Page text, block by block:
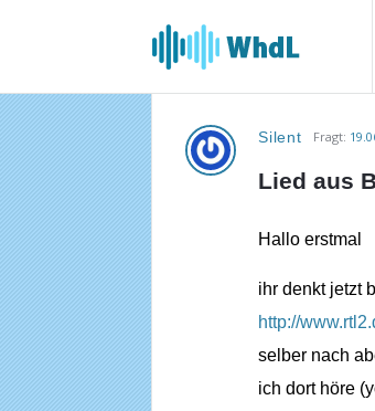
Musikforum
von
Musikforum
Neueste
Silent Fragt:
Lied aus
Hallo erstmal
ihr denkt jetzt
http://
selber nach
ich dort höre